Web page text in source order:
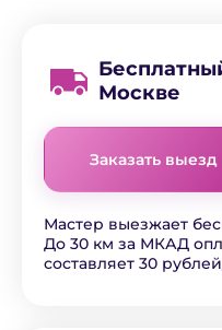
Москве
Заказать выезд
Мастер выезжает
До 30 км за МКАД
составляет 30